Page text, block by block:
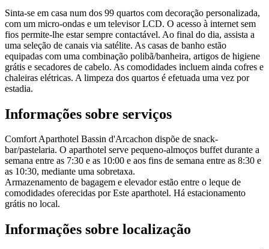
Sinta-se em casa num dos 99 quartos com decoração personalizada,
com um micro-ondas e um televisor LCD. O acesso à internet sem
fios permite-lhe estar sempre contactável. Ao final do dia, assista a
uma seleção de canais via satélite. As casas de banho estão
equipadas com uma combinação polibã/banheira, artigos de higiene
grátis e secadores de cabelo. As comodidades incluem ainda cofres e
chaleiras elétricas. A limpeza dos quartos é efetuada uma vez por
estadia.
Informações sobre serviços
Comfort Aparthotel Bassin d'Arcachon dispõe de snack-
bar/pastelaria. O aparthotel serve pequeno-almoços buffet durante a
semana entre as 7:30 e as 10:00 e aos fins de semana entre as 8:30 e
as 10:30, mediante uma sobretaxa.
Armazenamento de bagagem e elevador estão entre o leque de
comodidades oferecidas por Este aparthotel. Há estacionamento
grátis no local.
Informações sobre localização